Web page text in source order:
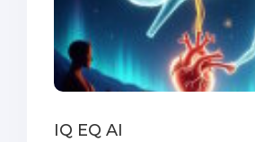
IQ EQ AI